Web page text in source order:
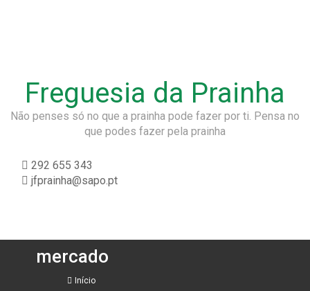
Freguesia da Prainha
Não penses só no que a prainha pode fazer por ti. Pensa no
que podes fazer pela prainha
292 655 343
jfprainha@sapo.pt
mercado
Início